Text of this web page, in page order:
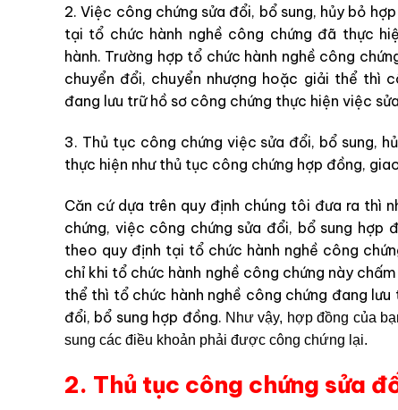
2. Việc công chứng sửa đổi, bổ sung, hủy bỏ
tại tổ chức hành nghề công chứng đã thực
hành. Trường hợp tổ chức hành nghề công
chuyển đổi, chuyển nhượng hoặc giải thể thì
đang lưu trữ hồ sơ công chứng thực hiện việc
3. Thủ tục công chứng việc sửa đổi, bổ sung,
thực hiện như thủ tục công chứng hợp đồng,
Căn cứ dựa trên quy định chúng tôi đưa ra thì
chứng, việc công chứng sửa đổi, bổ sung
theo quy định tại tổ chức hành nghề công
chỉ khi tổ chức hành nghề công chứng này
thể thì tổ chức hành nghề công chứng đang
đổi, bổ sung hợp đồng. Như vậy, hợp đồng của
sung các điều khoản phải được công chứng lại.
2. Thủ tục công chứng sửa